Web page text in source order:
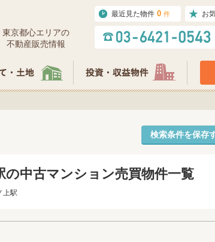
東京都⼼エリアの
不動産販売情報
最近見た物件 0 件 お
検索条件を保存
の中古マンション売買物件一覧
上駅